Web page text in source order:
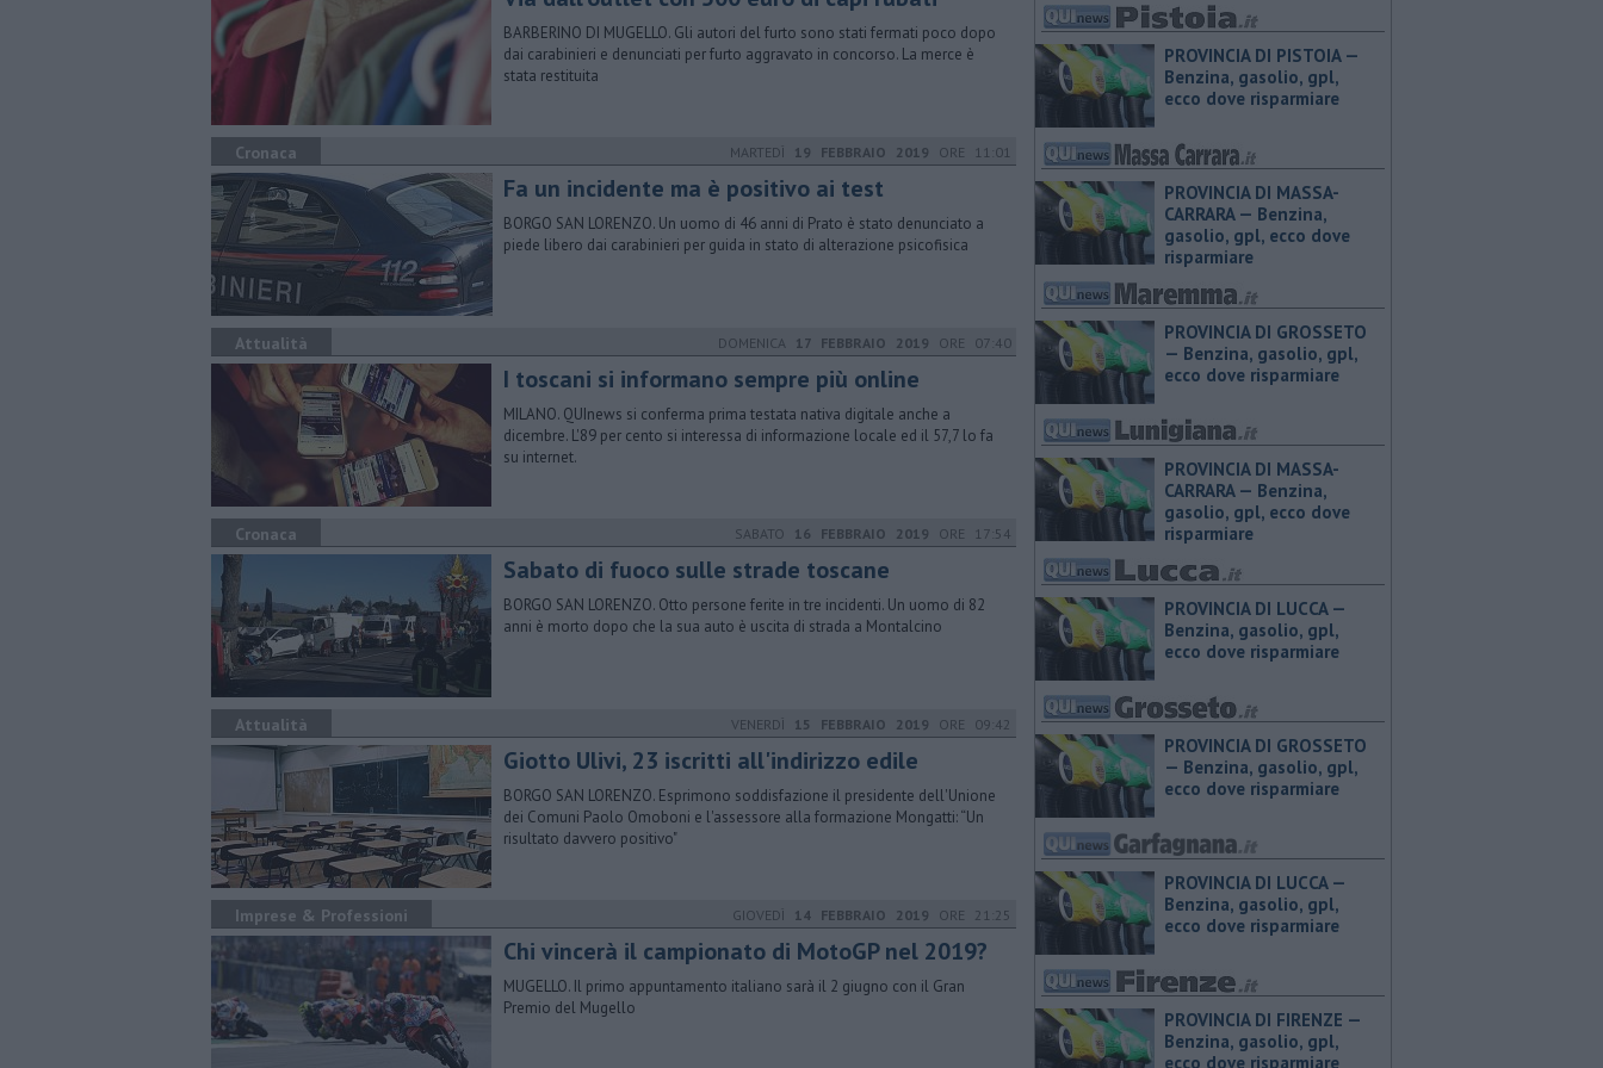
BARBERINO DI MUGELLO. Gli autori del furto sono stati fermati poco dopo
dai carabinieri e denunciati per furto aggravato in concorso. La merce è
stata restituita
Cronaca MARTEDÌ 19 FEBBRAIO 2019 ORE 11:01
Fa un incidente ma è positivo ai test
BORGO SAN LORENZO. Un uomo di 46 anni di Prato è stato denunciato a
piede libero dai carabinieri per guida in stato di alterazione psicofisica
Attualità DOMENICA 17 FEBBRAIO 2019 ORE 07:40
I toscani si informano sempre più online
MILANO. QUInews si conferma prima testata nativa digitale anche a
dicembre. L'89 per cento si interessa di informazione locale ed il 57,7 lo fa
su internet.
Cronaca SABATO 16 FEBBRAIO 2019 ORE 17:54
Sabato di fuoco sulle strade toscane
BORGO SAN LORENZO. Otto persone ferite in tre incidenti. Un uomo di 82
anni è morto dopo che la sua auto è uscita di strada a Montalcino
Attualità VENERDÌ 15 FEBBRAIO 2019 ORE 09:42
Giotto Ulivi, 23 iscritti all'indirizzo edile
BORGO SAN LORENZO. Esprimono soddisfazione il presidente dell'Unione
dei Comuni Paolo Omoboni e l'assessore alla formazione Mongatti: “Un
risultato davvero positivo"
Imprese & Professioni GIOVEDÌ 14 FEBBRAIO 2019 ORE 21:25
Chi vincerà il campionato di MotoGP nel 2019?
MUGELLO. Il primo appuntamento italiano sarà il 2 giugno con il Gran
Premio del Mugello
PROVINCIA DI PISTOIA — ​
Benzina, gasolio, gpl,
ecco dove risparmiare
PROVINCIA DI MASSA-
CARRARA — ​Benzina,
gasolio, gpl, ecco dove
risparmiare
PROVINCIA DI GROSSETO
— ​Benzina, gasolio, gpl,
ecco dove risparmiare
PROVINCIA DI MASSA-
CARRARA — ​Benzina,
gasolio, gpl, ecco dove
risparmiare
PROVINCIA DI LUCCA — ​
Benzina, gasolio, gpl,
ecco dove risparmiare
PROVINCIA DI GROSSETO
— ​Benzina, gasolio, gpl,
ecco dove risparmiare
PROVINCIA DI LUCCA — ​
Benzina, gasolio, gpl,
ecco dove risparmiare
PROVINCIA DI FIRENZE — ​
Benzina, gasolio, gpl,
ecco dove risparmiare